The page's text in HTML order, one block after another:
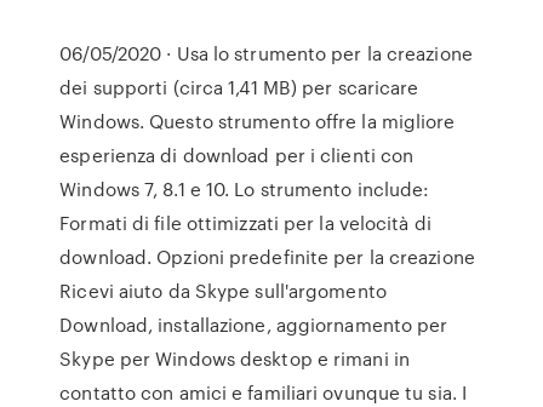
06/05/2020 · Usa lo strumento per la creazione
dei supporti (circa 1,41 MB) per scaricare
Windows. Questo strumento offre la migliore
esperienza di download per i clienti con
Windows 7, 8.1 e 10. Lo strumento include:
Formati di file ottimizzati per la velocità di
download. Opzioni predefinite per la creazione
Ricevi aiuto da Skype sull'argomento
Download, installazione, aggiornamento per
Skype per Windows desktop e rimani in
contatto con amici e familiari ovunque tu sia. I